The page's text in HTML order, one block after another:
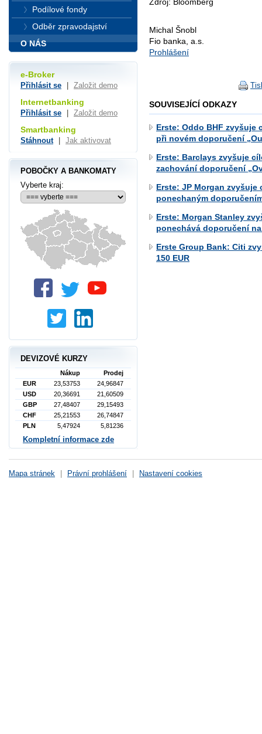
Michal Šnobl
Fio banka, a.s.
Prohlášení
SOUVISEJÍCÍ ODKAZY
Erste: Oddo BHF zvyšuje
při novém doporučení
Erste: Barclays zvyšuje
zachování doporučení
Erste: JP Morgan zvyšuje
ponechaným
Erste: Morgan Stanley
ponechává doporučení
Erste Group Bank: Citi
150 EUR
Podílové fondy
Odběr zpravodajství
O NÁS
e-Broker
Přihlásit se Založit demo
Internetbanking
Přihlásit se Založit demo
Smartbanking
Stáhnout Jak aktivovat
POBOČKY A BANKOMATY
Vyberte kraj:
DEVIZOVÉ KURZY
Nákup
Prodej
EUR
23,53753
24,96847
USD
20,36691
21,60509
GBP
27,48407
29,15493
CHF
25,21553
26,74847
PLN
5,47924 5,81236
Kompletní informace zde
Mapa stránek Právní prohlášení Nastavení cookies